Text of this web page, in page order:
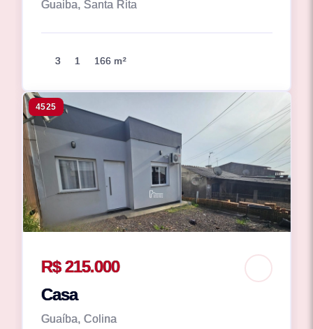
Guaiba, Santa Rita
3 1 166 m²
4525
R$ 215.000
Casa
Guaíba, Colina